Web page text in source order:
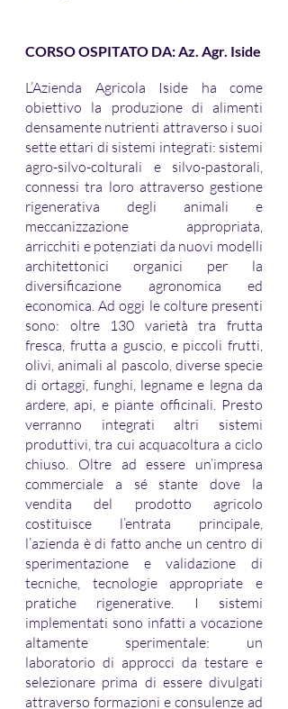
CORSO OSPITATO DA: Az. Agr. Iside
L’Azienda Agricola Iside ha come
obiettivo la produzione di alimenti
densamente nutrienti attraverso i suoi
sette ettari di sistemi integrati: sistemi
agro-silvo-colturali e silvo-pastorali,
connessi tra loro attraverso gestione
rigenerativa degli animali e
meccanizzazione appropriata,
arricchiti e potenziati da nuovi modelli
architettonici organici per la
diversificazione agronomica ed
economica. Ad oggi le colture presenti
sono: oltre 130 varietà tra frutta
fresca, frutta a guscio, e piccoli frutti,
olivi, animali al pascolo, diverse specie
di ortaggi, funghi, legname e legna da
ardere, api, e piante officinali. Presto
verranno integrati altri sistemi
produttivi, tra cui acquacoltura a ciclo
chiuso. Oltre ad essere un’impresa
commerciale a sé stante dove la
vendita del prodotto agricolo
costituisce l’entrata principale,
l’azienda è di fatto anche un centro di
sperimentazione e validazione di
tecniche, tecnologie appropriate e
pratiche rigenerative. I sistemi
implementati sono infatti a vocazione
altamente sperimentale: un
laboratorio di approcci da testare e
selezionare prima di essere divulgati
attraverso formazioni e consulenze ad